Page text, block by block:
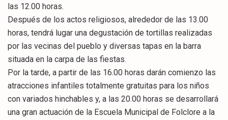
las 12.00 horas.
Después de los actos religiosos, alrededor de las 13.00
horas, tendrá lugar una degustación de tortillas realizadas
por las vecinas del pueblo y diversas tapas en la barra
situada en la carpa de las fiestas.
Por la tarde, a partir de las 16.00 horas darán comienzo las
atracciones infantiles totalmente gratuitas para los niños
con variados hinchables y, a las 20.00 horas se desarrollará
una gran actuación de la Escuela Municipal de Folclore a la